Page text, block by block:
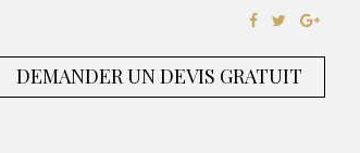
DEMANDER UN DEVIS GRATUIT